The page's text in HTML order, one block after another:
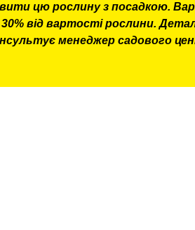
цю рослину з посадкою.
від вартості рослини.
менеджер садового